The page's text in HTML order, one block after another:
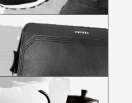
カートへ進む